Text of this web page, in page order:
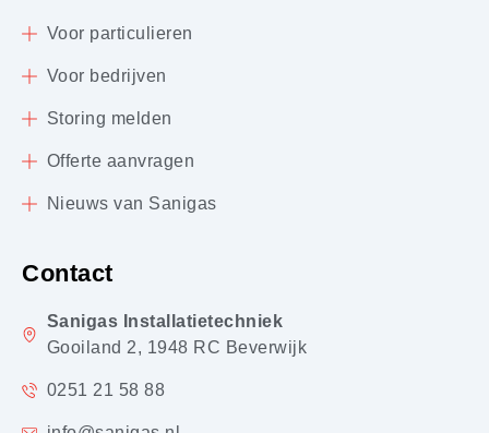
Voor particulieren
Voor bedrijven
Storing melden
Offerte aanvragen
Nieuws van Sanigas
Contact
Sanigas Installatietechniek
Gooiland 2, 1948 RC Beverwijk
0251 21 58 88